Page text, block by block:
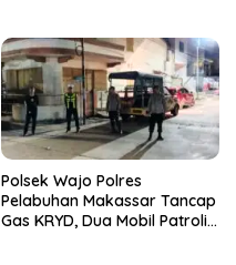
Polsek Wajo Polres
Pelabuhan Makassar Tancap
Gas KRYD, Dua Mobil Patroli